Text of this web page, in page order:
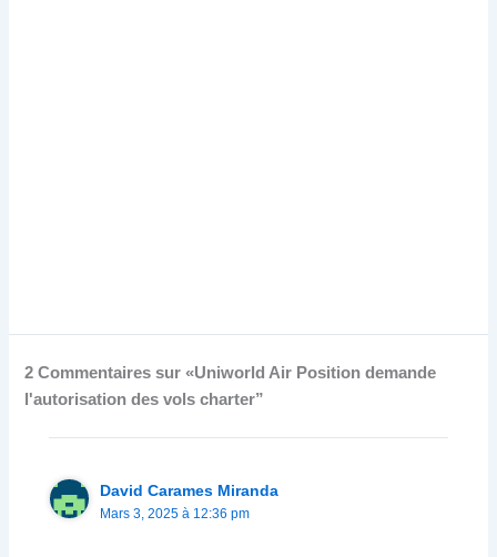
2 Commentaires sur «Uniworld Air Position demande
l'autorisation des vols charter”
David Carames Miranda
Mars 3, 2025 à 12:36 pm